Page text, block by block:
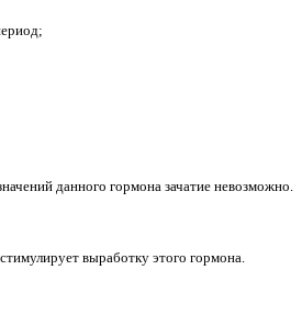
данного гормона зачатие невозможно.
выработку этого гормона.